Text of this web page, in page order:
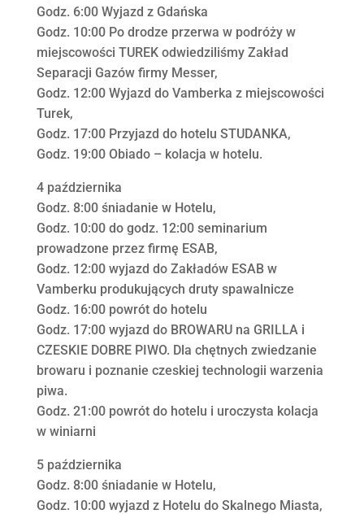
Godz. 6:00 Wyjazd z Gdańska
Godz. 10:00 Po drodze przerwa w podróży w
miejscowości TUREK odwiedziliśmy Zakład
Separacji Gazów firmy Messer,
Godz. 12:00 Wyjazd do Vamberka z miejscowości
Turek,
Godz. 17:00 Przyjazd do hotelu STUDANKA,
Godz. 19:00 Obiado – kolacja w hotelu.
4 października
Godz. 8:00 śniadanie w Hotelu,
Godz. 10:00 do godz. 12:00 seminarium
prowadzone przez firmę ESAB,
Godz. 12:00 wyjazd do Zakładów ESAB w
Vamberku produkujących druty spawalnicze
Godz. 16:00 powrót do hotelu
Godz. 17:00 wyjazd do BROWARU na GRILLA i
CZESKIE DOBRE PIWO. Dla chętnych zwiedzanie
browaru i poznanie czeskiej technologii warzenia
piwa.
Godz. 21:00 powrót do hotelu i uroczysta kolacja
w winiarni
5 października
Godz. 8:00 śniadanie w Hotelu,
Godz. 10:00 wyjazd z Hotelu do Skalnego Miasta,